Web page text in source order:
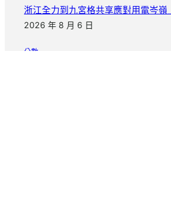
浙江全力到九宮格共享應對用電岑嶺
2026 年 8 月 6 日
分數